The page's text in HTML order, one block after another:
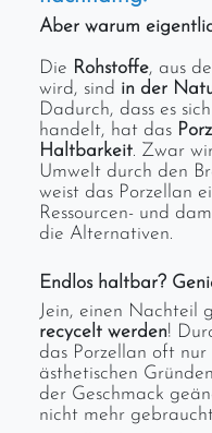
Aber warum
Die Rohstoffe, aus
wird, sind in der
Dadurch, dass es
handelt, hat das
Haltbarkeit. Zwar
Umwelt durch den
weist das Porzellan
Ressourcen- und
die Alternativen.
Endlos haltbar?
Jein, einen Nachteil
recycelt werden!
das Porzellan oft nur
ästhetischen
der Geschmack
nicht mehr